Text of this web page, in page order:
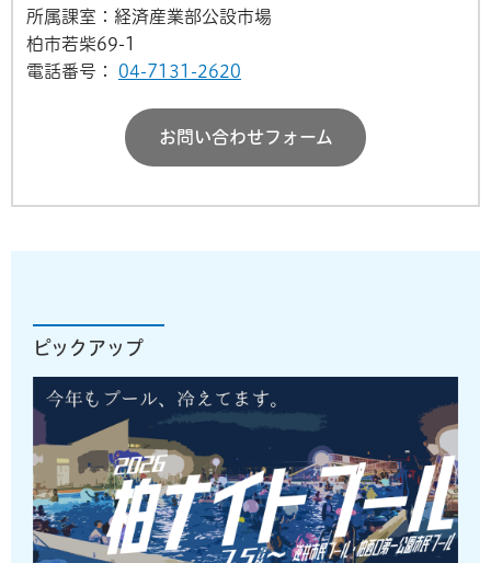
所属課室：経済産業部公設市場
柏市若柴69-1
電話番号：
04-7131-2620
お問い合わせフォーム
ピックアップ